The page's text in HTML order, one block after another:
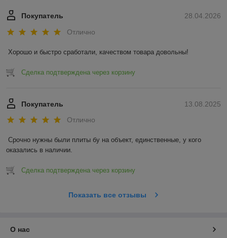
28.04.2026
Покупатель
Отлично
Хорошо и быстро сработали, качеством товара довольны!
Сделка подтверждена через корзину
13.08.2025
Покупатель
Отлично
Срочно нужны были плиты бу на объект, единственные, у кого
оказались в наличии.
Сделка подтверждена через корзину
Показать все отзывы
О нас